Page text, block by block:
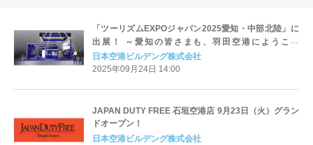
「ツーリズムEXPOジャパン2025愛知・中部北陸」に
出展！ ～愛知の皆さまも、羽田空港にようこそ
“HANEDA Na-GOLD LOUNGE”でお出迎え～
日本空港ビルデング株式会社
2025年09月24日 14:00
JAPAN DUTY FREE 石垣空港店 9月23日（火）グラン
ドオープン！
日本空港ビルデング株式会社